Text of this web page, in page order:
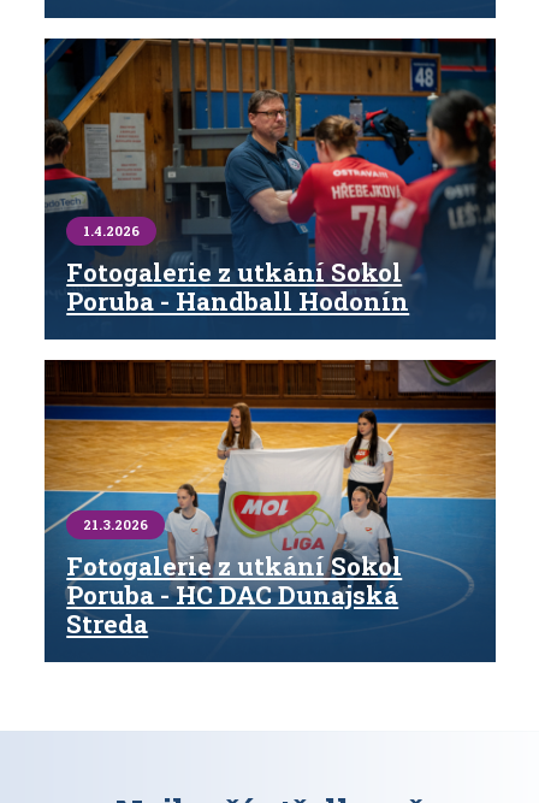
1.4.2026
Fotogalerie z utkání Sokol
Poruba - Handball Hodonín
21.3.2026
Fotogalerie z utkání Sokol
Poruba - HC DAC Dunajská
Streda